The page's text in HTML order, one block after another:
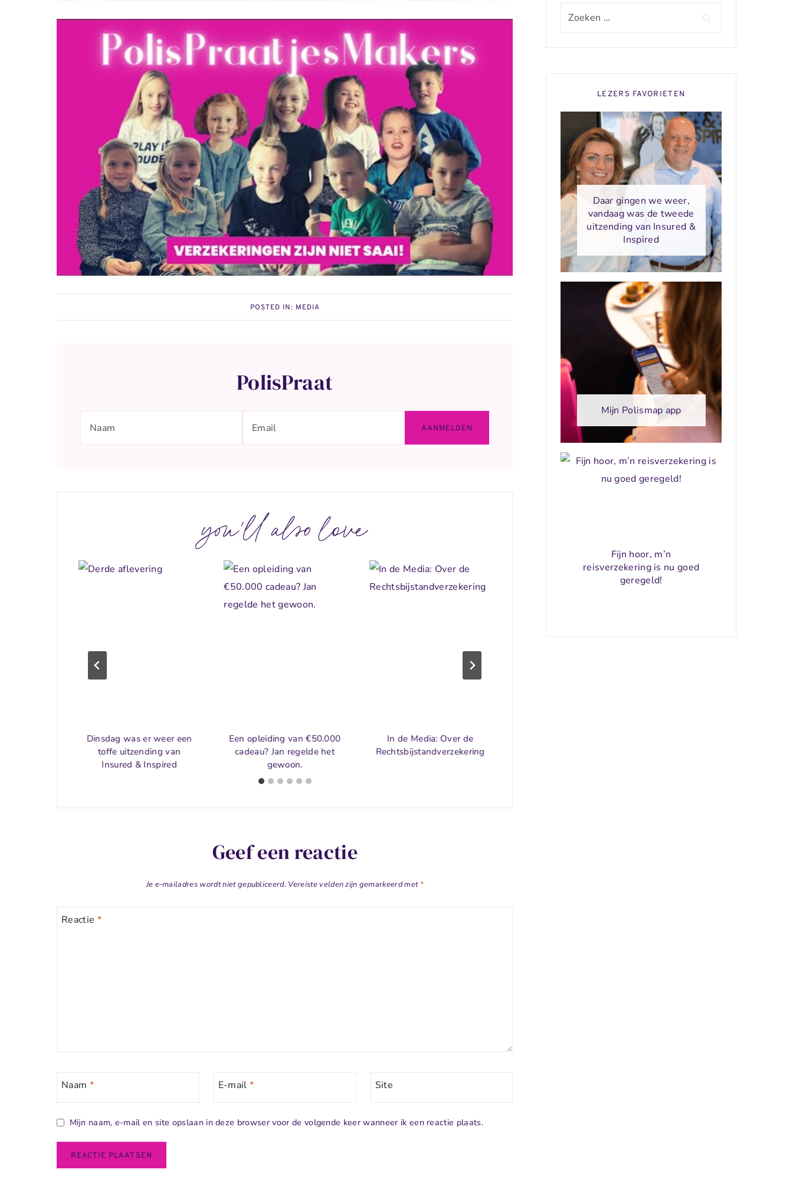
POSTED IN: MEDIA
PolisPraat
you'll also love
Dinsdag was er weer een
toffe uitzending van
Insured & Inspired
Een opleiding van €50.000
cadeau? Jan regelde het
gewoon.
In de Media: Over de
Rechtsbijstandverzekering
Geef een reactie
Je e-mailadres wordt niet gepubliceerd. Vereiste velden zijn gemarkeerd met *
Reactie *
Naam * E-mail* Site
Mijn naam, e-mail en site opslaan in deze browser voor de volgende keer wanneer ik een reactie plaats.
Zoeken
LEZERS FAVORIETEN
Daar gingen we weer,
vandaag was de tweede
uitzending van Insured &
Inspired
Mijn Polismap app
Fijn hoor, m’n
reisverzekering is nu goed
geregeld!